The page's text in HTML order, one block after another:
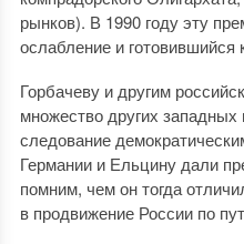
рынков). В 1990 году эту
ослабление и
Горбачеву и другим
множество других
следование
Германии и Ельцину дали
помним, чем он тогда
в продвижение России по